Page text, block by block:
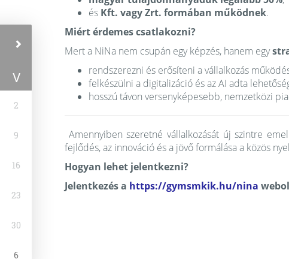
V
2
9
16
23
30
6
és Kft. vagy Zrt. formában működnek.
Miért érdemes csatlakozni?
Mert a NiNa nem csupán egy képzés, hanem egy
rendszerezni és erősíteni a vállalkozás
felkészülni a digitalizáció és az AI adta
hosszú távon versenyképesebb, nemzetközi
Amennyiben szeretné vállalkozását új szintre
fejlődés, az innováció és a jövő formálása a közös
Hogyan lehet jelentkezni?
Jelentkezés a https://gymsmkik.hu/nina